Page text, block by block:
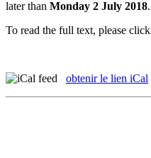
later than Monday 2 July 2018.
To read the full text, please click
obtenir le lien iCal